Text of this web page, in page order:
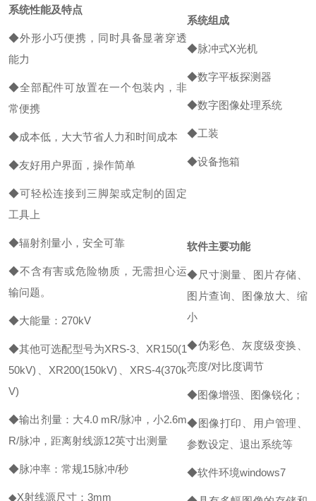
系统性能及特点
◆外形小巧便携，同时具备显著穿透
能力
◆全部配件可放置在一个包装内，非
常便携
◆成本低，大大节省人力和时间成本
◆友好用户界面，操作简单
◆可轻松连接到三脚架或定制的固定
工具上
◆辐射剂量小，安全可靠
◆不含有害或危险物质，无需担心运
输问题。
◆大能量：270kV
◆其他可选配型号为XRS-3、XR150(1
50kV)、XR200(150kV)、XRS-4(370k
V)
◆输出剂量：大4.0 mR/脉冲，小2.6m
R/脉冲，距离射线源12英寸出测量
◆脉冲率：常规15脉冲/秒
◆X射线源尺寸：3mm
系统组成
◆脉冲式X光机
◆数字平板探测器
◆数字图像处理系统
◆工装
◆设备拖箱
软件主要功能
◆尺寸测量、图片存储、
图片查询、图像放大、缩
小
◆伪彩色、灰度级变换、
亮度/对比度调节
◆图像增强、图像锐化；
◆图像打印、用户管理、
参数设定、退出系统等
◆软件环境windows7